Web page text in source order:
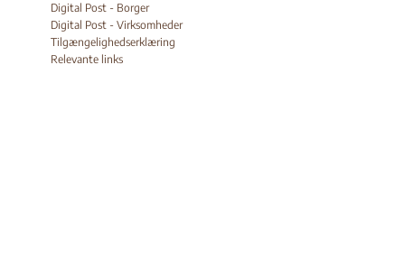
Digital Post - Borger
Digital Post - Virksomheder
Tilgængelighedserklæring
Relevante links